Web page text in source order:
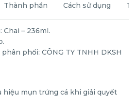
Thành phần Cách sử dụng
Chai – 236ml.
phối: CÔNG TY TNHH DKSH
hiệu mụn trứng cá khi giải quyết